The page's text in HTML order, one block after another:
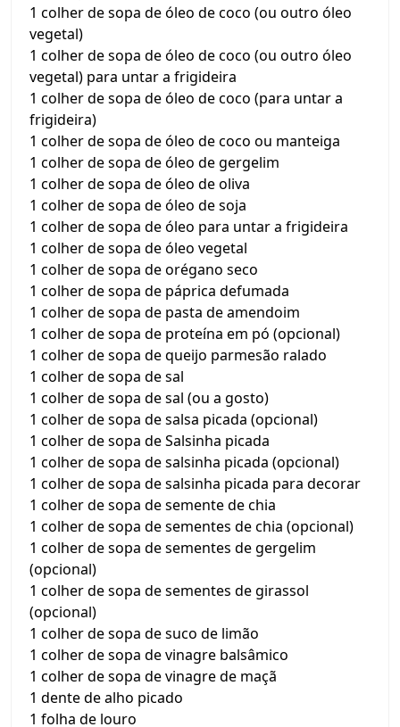
1 colher de sopa de óleo de coco (ou outro óleo
vegetal)
1 colher de sopa de óleo de coco (ou outro óleo
vegetal) para untar a frigideira
1 colher de sopa de óleo de coco (para untar a
frigideira)
1 colher de sopa de óleo de coco ou manteiga
1 colher de sopa de óleo de gergelim
1 colher de sopa de óleo de oliva
1 colher de sopa de óleo de soja
1 colher de sopa de óleo para untar a frigideira
1 colher de sopa de óleo vegetal
1 colher de sopa de orégano seco
1 colher de sopa de páprica defumada
1 colher de sopa de pasta de amendoim
1 colher de sopa de proteína em pó (opcional)
1 colher de sopa de queijo parmesão ralado
1 colher de sopa de sal
1 colher de sopa de sal (ou a gosto)
1 colher de sopa de salsa picada (opcional)
1 colher de sopa de Salsinha picada
1 colher de sopa de salsinha picada (opcional)
1 colher de sopa de salsinha picada para decorar
1 colher de sopa de semente de chia
1 colher de sopa de sementes de chia (opcional)
1 colher de sopa de sementes de gergelim
(opcional)
1 colher de sopa de sementes de girassol
(opcional)
1 colher de sopa de suco de limão
1 colher de sopa de vinagre balsâmico
1 colher de sopa de vinagre de maçã
1 dente de alho picado
1 folha de louro